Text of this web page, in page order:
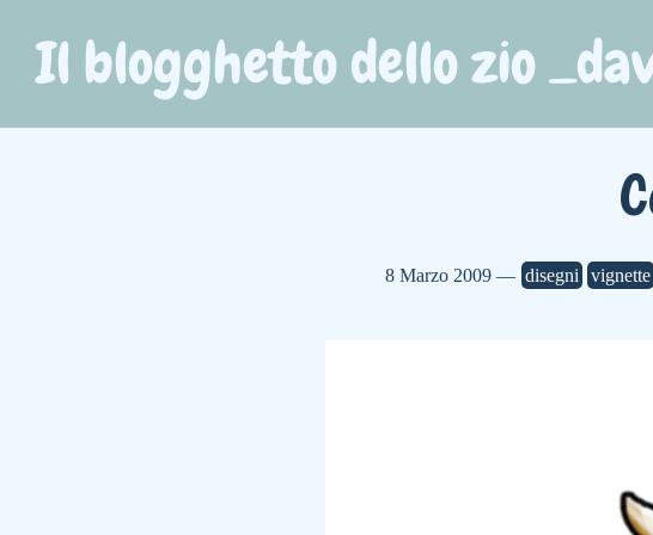
Il blogghetto dello zio
8 Marzo 2009 — disegni vignette